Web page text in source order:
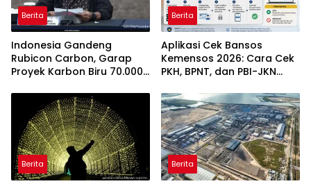
Berita
Indonesia Gandeng
Rubicon Carbon, Garap
Proyek Karbon Biru 70.000
Berita
Aplikasi Cek Bansos
Kemensos 2026: Cara Cek
PKH, BPNT, dan PBI-JKN
Berita Berita